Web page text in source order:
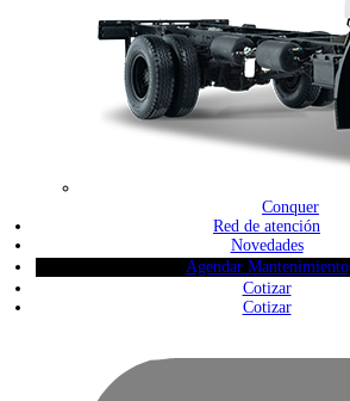
Conquer
Red de atención
Novedades
Agendar Mantenimiento
Cotizar
Cotizar